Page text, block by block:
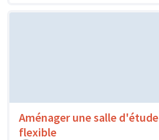
Aménager une salle d'étude
flexible